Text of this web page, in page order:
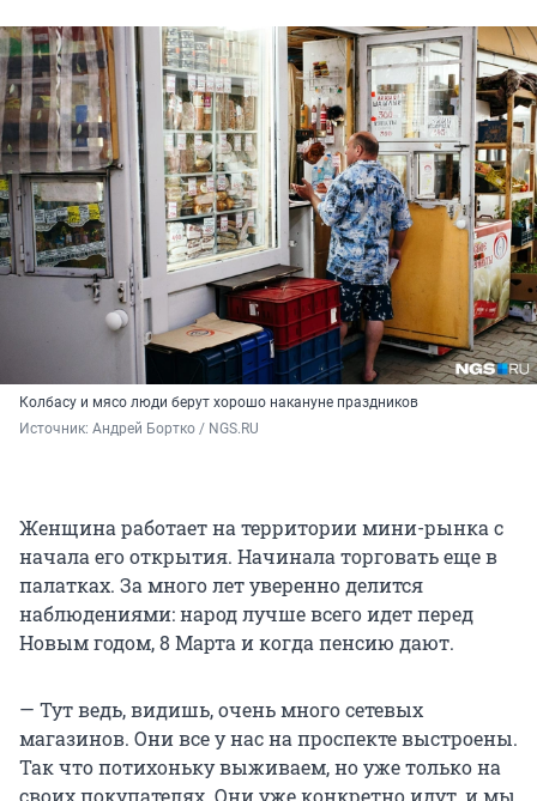
Колбасу и мясо люди берут хорошо накануне праздников
Источник: Андрей Бортко / NGS.RU
Женщина работает на территории мини-рынка с
начала его открытия. Начинала торговать еще в
палатках. За много лет уверенно делится
наблюдениями: народ лучше всего идет перед
Новым годом, 8 Марта и когда пенсию дают.
— Тут ведь, видишь, очень много сетевых
магазинов. Они все у нас на проспекте выстроены.
Так что потихоньку выживаем, но уже только на
своих покупателях. Они уже конкретно идут, и мы